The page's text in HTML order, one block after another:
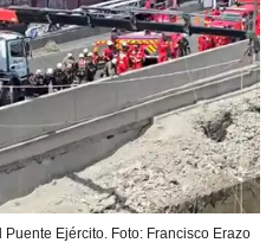
Ejército. Foto: Francisco Erazo